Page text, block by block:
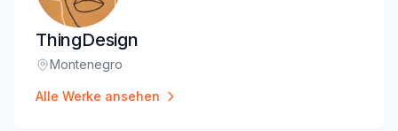
ThingDesign
Standort:
Montenegro
Alle Werke ansehen